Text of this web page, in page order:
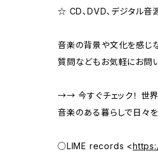
☆ CD、DVD、デジタル音
音楽の背景や文化を感じ
質問などもお気軽にお問
→→ 今すぐチェック！ 世界
音楽のある暮らしで日々
○LIME records <